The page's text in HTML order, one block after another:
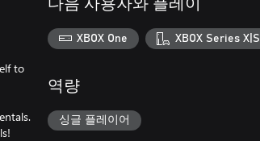
to
다음 사용자와 플레이
XBOX One XBOX Series X|S
역량
싱글 플레이어